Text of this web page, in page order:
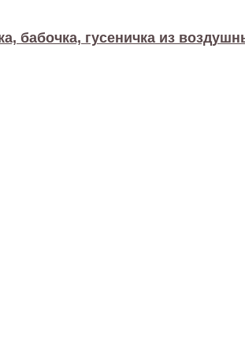
бабочка, гусеничка из